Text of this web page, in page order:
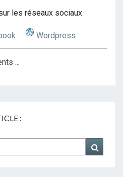
les réseaux sociaux
Wordpress
...
: